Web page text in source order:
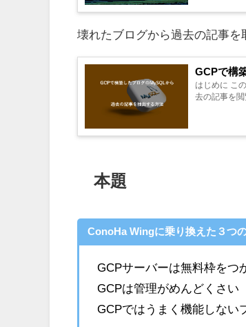
壊れたブログから過去の記事を
GCPで構
はじめに こ
去の記事を閲
本題
ConoHa Wingに乗り換えた３つ
GCPサーバーは無料枠をつ
GCPは管理がめんどくさい
GCPではうまく機能しない